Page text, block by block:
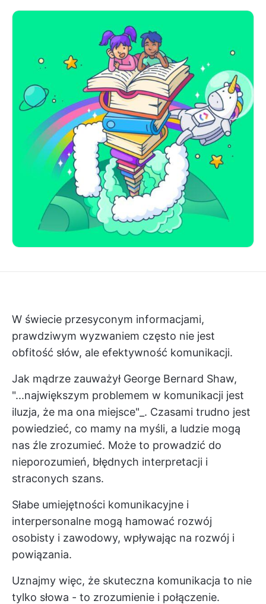
W świecie przesyconym informacjami,
prawdziwym wyzwaniem często nie jest
obfitość słów, ale efektywność komunikacji.
Jak mądrze zauważył George Bernard Shaw,
"...największym problemem w komunikacji jest
iluzja, że ma ona miejsce"_. Czasami trudno jest
powiedzieć, co mamy na myśli, a ludzie mogą
nas źle zrozumieć. Może to prowadzić do
nieporozumień, błędnych interpretacji i
straconych szans.
Słabe umiejętności komunikacyjne i
interpersonalne mogą hamować rozwój
osobisty i zawodowy, wpływając na rozwój i
powiązania.
Uznajmy więc, że skuteczna komunikacja to nie
tylko słowa - to zrozumienie i połączenie.